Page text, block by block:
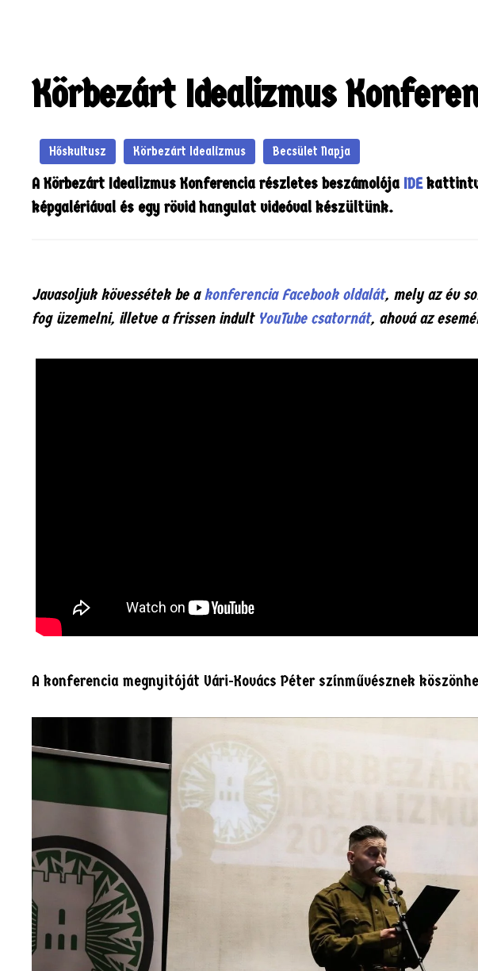
Körbezárt Idealizmus
Hőskultusz Körbezárt Idealizmus Becsület Napja
A Körbezárt Idealizmus Konferencia részletes beszámolója IDE
képgalériával és egy rövid hangulat videóval készültünk.
Javasoljuk kövessétek be akonferencia Facebook oldalát, mely az év
fog üzemelni, illetve a frissen indult YouTube csatornát, ahová az
A konferencia megnyitóját Vári-Kovács Péter színművésznek